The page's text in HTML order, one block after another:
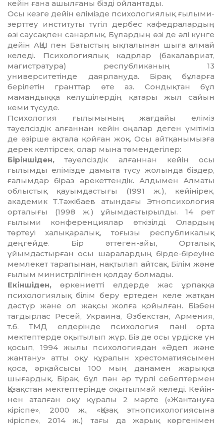
ке­йін ғана ашылғаны бізді ойлантады.
Осы кезге дейін елімізде психоло­гия­лық ғылыми-
зерттеу институты түгіл дер­бес кафедралардың
өзі саусақпен са­нарлық. Бұлардың өзі де әлі күнге
дейін АҚШ пен Батыстың ықпалынан шыға ал­май
келеді. Психологиялық кадрлар (бакалавриат,
магистратура) республиканың 13
университетінде даярлануда. Бірақ бұларға
берілетін гранттар өте аз. Сон­дық­тан бұл
мамандыққа келушілердің қа­тары жыл сайын
кеми түсуде.
Психология ғылымының жағдайы елі­міз
тәуелсіздік алғаннан кейін оңалар де­ген үмітіміз
де әзірше ақтала қойған жоқ. Осы айтқанымызға
дерек келтірсек, олар мына төмендегілер:
Біріншіден, тәуелсіздік алғаннан кейін осы
ғылымды елімізде дамыта түсу жо­лын­­да біздер,
ғалымдар біраз әрекет­тен­дік. Алдымен Алматы
облыстық қауым­дас­тығы (1991 ж.), кейінірек,
академик Т.Тәжібаев атындағы Этнопсихология
орталығы (1998 ж.) ұйымдас­ты­рыл­ды. 14 рет
ғылыми конференциялар өткі­зілді. Олардың
төртеуі халықаралық, тоғызы республикалық
деңгейде. Бір әттеген-айы, Орталық
ұйымдастырған осы шаралардың бірде-біреуіне
мемлекет тарапынан, нақ­тылап айтсақ, Білім және
ғылым ми­нистр­лігінен қолдау болмады.
Екіншіден, өркениетті елдерде жас ұр­паққа
психологиялық білім беру ертеден келе жатқан
дәстүр және ол жақсы жолға қойылған. Бізбен
тағдырлас Ресей, Украина, Өзбекстан, Армения,
т.б. ТМД елдерінде психология пәні орта
мектептерде оқытылып жүр. Біз де осы үрдіске үн
қосып, 1994 жылы психологиядан «Әдеп және
жантану» атты оқу құралын хрес­томатиясымен
қоса, әрқайсысы 100 мың данамен жарыққа
шығардық. Бірақ, бұл пән әр түрлі себептермен
Қазақстан мектептерінде оқытылмай келеді. Кейін­
нен аталған оқу құралы 2 мәрте («Жан­тану­ға
кіріспе», 2000 ж., «Қазақ этнопси­хологиясына
кіріспе», 2014 ж.) тағы да жа­рық көргенімен